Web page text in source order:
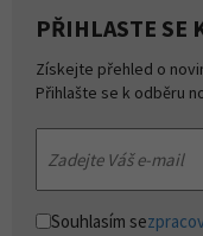
PŘIHLASTE SE
Získejte přehled o
Přihlašte se k odběru
Souhlasím se